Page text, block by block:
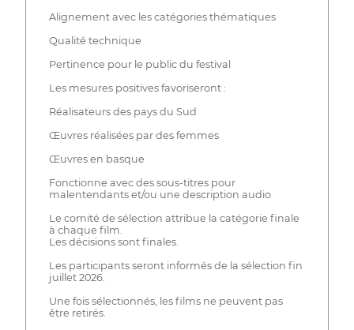
Alignement avec les catégories thématiques
Qualité technique
Pertinence pour le public du festival
Les mesures positives favoriseront :
Réalisateurs des pays du Sud
Œuvres réalisées par des femmes
Œuvres en basque
Fonctionne avec des sous-titres pour
malentendants et/ou une description audio
Le comité de sélection attribue la catégorie finale
à chaque film.
Les décisions sont finales.
Les participants seront informés de la sélection fin
juillet 2026.
Une fois sélectionnés, les films ne peuvent pas
être retirés.